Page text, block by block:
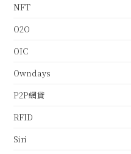
NFT
O2O
OIC
Owndays
P2P網貸
RFID
Siri